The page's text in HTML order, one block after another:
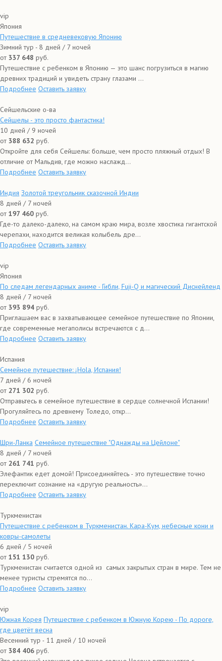
vip
Япония
Путешествие в средневековую Японию
Зимний тур - 8 дней / 7 ночей
от 337 648 руб.
Путешествие с ребенком в Японию — это шанс погрузиться в магию
древних традиций и увидеть страну глазами ...
Подробнее Оставить заявку
Сейшельские о-ва
Сейшелы - это просто фантастика!
10 дней / 9 ночей
от 388 632 руб.
Откройте для себя Сейшелы: больше, чем просто пляжный отдых! В
отличие от Мальдив, где можно наслажд...
Подробнее Оставить заявку
Индия Золотой треугольник сказочной Индии
8 дней / 7 ночей
от197 460 руб.
Где-то далеко-далеко, на самом краю мира, возле хвостика гигантской
черепахи, находится великая колыбель дре...
Подробнее Оставить заявку
vip
Япония
По следам легендарных аниме - Гибли, Fuji-Q и магический Диснейленд
8 дней / 7 ночей
от 393 894 руб.
Приглашаем вас в захватывающее семейное путешествие по Японии,
где современные мегаполисы встречаются с д...
Подробнее Оставить заявку
Испания
Семейное путешествие: ¡Hola, Испания!
7 дней / 6 ночей
от 271 302 руб.
Отправьтесь в семейное путешествие в сердце солнечной Испании!
Прогуляйтесь по древнему Толедо, откр...
Подробнее Оставить заявку
Шри-Ланка Семейное путешествие "Однажды на Цейлоне"
8 дней / 7 ночей
от 261 741 руб.
Элефантик едет домой! Присоединяйтесь - это путешествие точно
переключит сознание на «другую реальность»...
Подробнее Оставить заявку
Туркменистан
Путешествие с ребенком в Туркменистан. Кара-Кум, небесные кони и
ковры-самолеты
6 дней / 5 ночей
от151 130 руб.
Туркменистан считается одной из самых закрытых стран в мире. Тем не
менее туристы стремятся по...
Подробнее Оставить заявку
vip
Южная Корея Путешествие с ребенком в Южную Корею - По дороге,
где цветёт весна
Весенний тур - 11 дней / 10 ночей
от 384 406 руб.